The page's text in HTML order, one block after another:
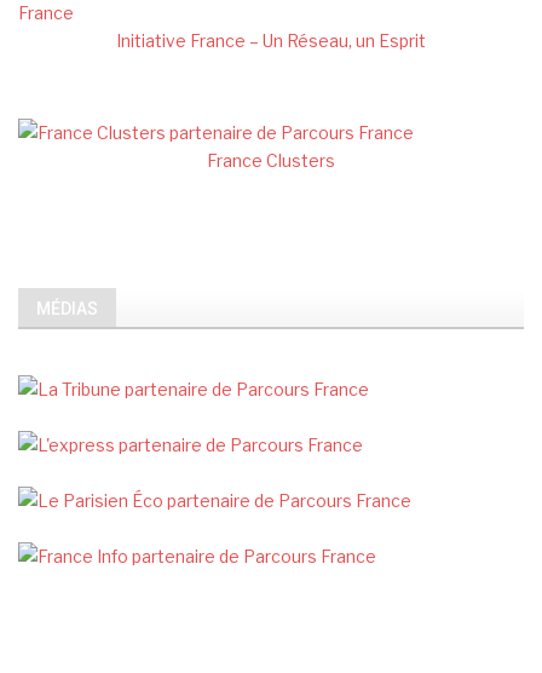
Initiative France – Un Réseau, un Esprit
France Clusters
MÉDIAS